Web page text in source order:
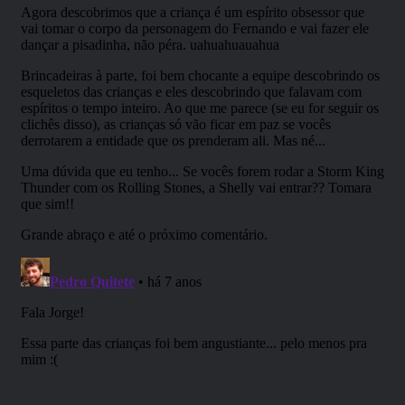
Referência Bibliográfica:Player’s Handbook – D&D 5e
clique para comprar